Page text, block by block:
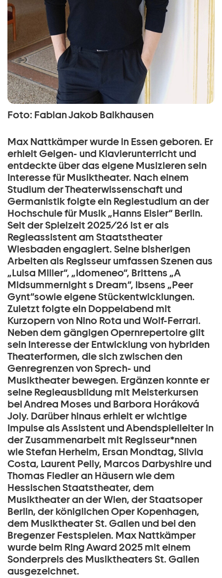
Foto: Fabian Jakob Balkhausen
Max Nattkämper wurde in Essen geboren. Er
erhielt Geigen- und Klavierunterricht und
entdeckte über das eigene Musizieren sein
Interesse für Musiktheater. Nach einem
Studium der Theaterwissenschaft und
Germanistik folgte ein Regiestudium an der
Hochschule für Musik „Hanns Eisler“ Berlin.
Seit der Spielzeit 2025/26 ist er als
Regieassistent am Staatstheater
Wiesbaden engagiert. Seine bisherigen
Arbeiten als Regisseur umfassen Szenen aus
„Luisa Miller“, „Idomeneo“, Brittens „A
Midsummernight s Dream“, Ibsens „Peer
Gynt“sowie eigene Stückentwicklungen.
Zuletzt folgte ein Doppelabend mit
Kurzopern von Nino Rota und Wolf-Ferrari.
Neben dem gängigen Opernrepertoire gilt
sein Interesse der Entwicklung von hybriden
Theaterformen, die sich zwischen den
Genregrenzen von Sprech- und
Musiktheater bewegen. Ergänzen konnte er
seine Regieausbildung mit Meisterkursen
bei Andrea Moses und Barbora Horáková
Joly. Darüber hinaus erhielt er wichtige
Impulse als Assistent und Abendspielleiter in
der Zusammenarbeit mit Regisseur*nnen
wie Stefan Herheim, Ersan Mondtag, Silvia
Costa, Laurent Pelly, Marcos Darbyshire und
Thomas Fiedler an Häusern wie dem
Hessischen Staatstheater, dem
Musiktheater an der Wien, der Staatsoper
Berlin, der königlichen Oper Kopenhagen,
dem Musiktheater St. Gallen und bei den
Bregenzer Festspielen. Max Nattkämper
wurde beim Ring Award 2025 mit einem
Sonderpreis des Musiktheaters St. Gallen
ausgezeichnet.